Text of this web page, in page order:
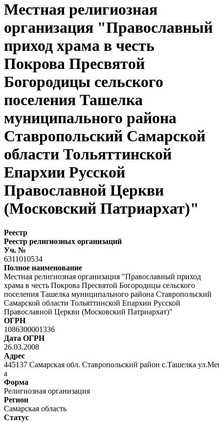
Местная религиозная
организация "Православный
приход храма в честь
Покрова Пресвятой
Богородицы сельского
поселения Ташелка
муниципального района
Ставропольский Самарской
области Тольяттинской
Епархии Русской
Православной Церкви
(Московский Патриархат)"
Реестр
Реестр религиозных организаций
Уч. №
6311010534
Полное наименование
Местная религиозная организация "Православный приход
храма в честь Покрова Пресвятой Богородицы сельского
поселения Ташелка муниципального района Ставропольский
Самарской области Тольяттинской Епархии Русской
Православной Церкви (Московский Патриархат)"
ОГРН
1086300001336
Дата ОГРН
26.03.2008
Адрес
445137 Самарская обл. Ставропольский район с.Ташелка
а
Форма
Религиозная организация
Регион
Самарская область
Статус